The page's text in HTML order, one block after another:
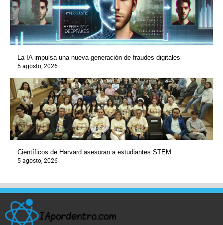
La IA impulsa una nueva generación de fraudes digitales
5 agosto, 2026
Científicos de Harvard asesoran a estudiantes STEM
5 agosto, 2026